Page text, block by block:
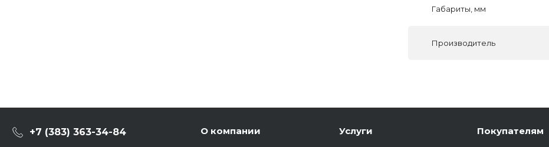
Габариты, мм
Производитель
+7 (383) 363-34-84 О компании Услуги Покупателям